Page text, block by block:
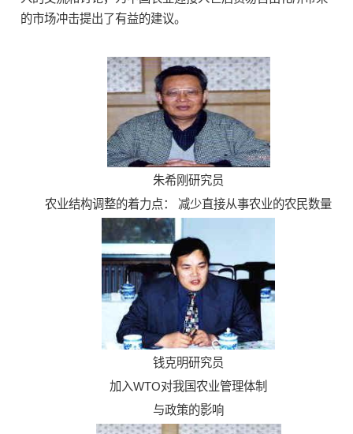
的市场冲击提出了有益的建议。
朱希刚研究员
农业结构调整的着力点： 减少直接从事农业的农民数量
钱克明研究员
加入WTO对我国农业管理体制
与政策的影响